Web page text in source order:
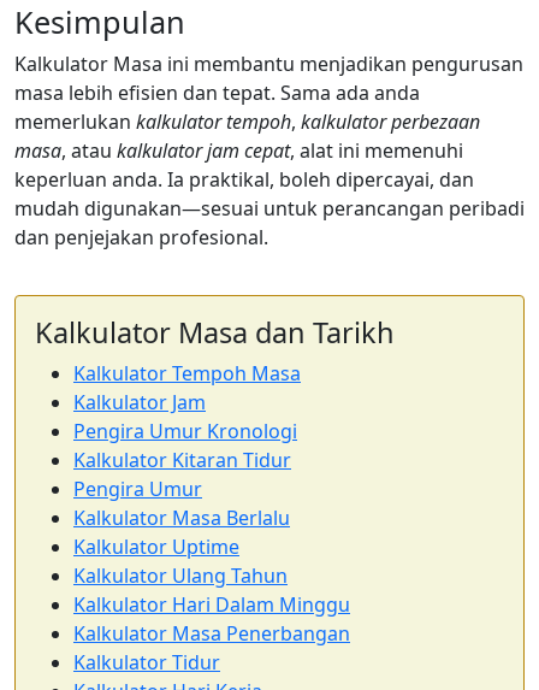
Kesimpulan
Kalkulator Masa ini membantu menjadikan pengurusan
masa lebih efisien dan tepat. Sama ada anda
memerlukan kalkulator tempoh, kalkulator perbezaan
masa, atau kalkulator jam cepat, alat ini memenuhi
keperluan anda. Ia praktikal, boleh dipercayai, dan
mudah digunakan—sesuai untuk perancangan peribadi
dan penjejakan profesional.
Kalkulator Masa dan Tarikh
Kalkulator Tempoh Masa
Kalkulator Jam
Pengira Umur Kronologi
Kalkulator Kitaran Tidur
Pengira Umur
Kalkulator Masa Berlalu
Kalkulator Uptime
Kalkulator Ulang Tahun
Kalkulator Hari Dalam Minggu
Kalkulator Masa Penerbangan
Kalkulator Tidur